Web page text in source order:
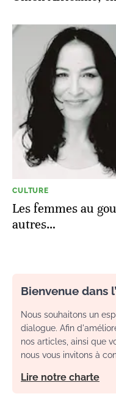
CULTURE
Les femmes au
autres…
Bienvenue dans
Nous souhaitons un
dialogue. Afin
nos articles, ainsi que
nous vous invitons à
Lire notre charte